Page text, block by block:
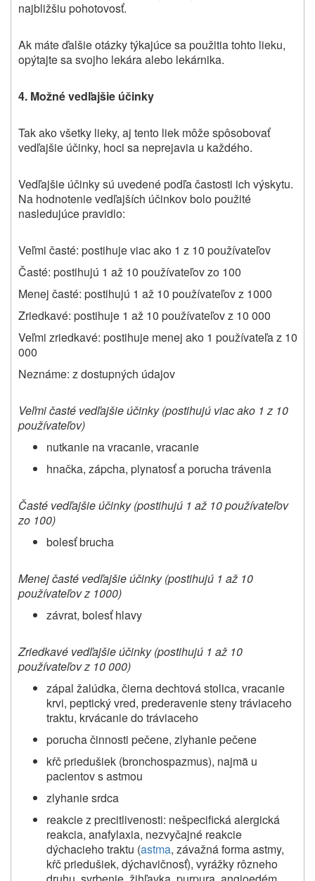
najbližšiu pohotovosť.
Ak máte ďalšie otázky týkajúce sa použitia tohto lieku,
opýtajte sa svojho lekára alebo lekárnika.
4. Možné vedľajšie účinky
Tak ako všetky lieky, aj tento liek môže spôsobovať
vedľajšie účinky, hoci sa neprejavia u každého.
Vedľajšie účinky sú uvedené podľa častosti ich výskytu.
Na hodnotenie vedľajších účinkov bolo použité
nasledujúce pravidlo:
Veľmi časté: postihuje viac ako 1 z 10 používateľov
Časté: postihujú 1 až 10 používateľov zo 100
Menej časté: postihujú 1 až 10 používateľov z 1000
Zriedkavé: postihuje 1 až 10 používateľov z 10 000
Veľmi zriedkavé: postihuje menej ako 1 používateľa z 10
000
Neznáme: z dostupných údajov
Veľmi časté vedľajšie účinky (postihujú viac ako 1 z 10
používateľov)
nutkanie na vracanie, vracanie
hnačka, zápcha, plynatosť a porucha trávenia
Časté vedľajšie účinky (postihujú 1 až 10 používateľov
zo 100)
bolesť brucha
Menej časté vedľajšie účinky (postihujú 1 až 10
používateľov z 1000)
závrat, bolesť hlavy
Zriedkavé vedľajšie účinky (postihujú 1 až 10
používateľov z 10 000)
zápal žalúdka, čierna dechtová stolica, vracanie
krvi, peptický vred, prederavenie steny tráviaceho
traktu, krvácanie do tráviaceho
porucha činnosti pečene, zlyhanie pečene
kŕč priedušiek (bronchospazmus), najmä u
pacientov s astmou
zlyhanie srdca
reakcie z precitlivenosti: nešpecifická alergická
reakcia, anafylaxia, nezvyčajné reakcie
dýchacieho traktu (astma, závažná forma astmy,
kŕč priedušiek, dýchavičnosť), vyrážky rôzneho